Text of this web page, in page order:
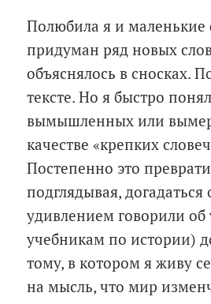
Полюбила я и
придуман ряд новых
объяснялось в сносках.
тексте. Но я быстро
вымышленных или
качестве «крепких
Постепенно это
подглядывая,
удивлением говорили об
учебникам по истории)
тому, в котором я живу
на мысль, что мир